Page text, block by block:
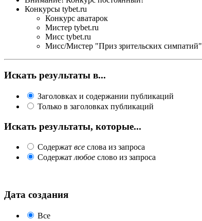
Конкурсы tybet.ru
Конкурс аватарок
Мистер tybet.ru
Мисс tybet.ru
Мисс/Мистер "Приз зрительских симпатий"
Искать результаты в...
Заголовках и содержании публикаций
Только в заголовках публикаций
Искать результаты, которые...
Содержат все слова из запроса
Содержат любое слово из запроса
Дата создания
Все